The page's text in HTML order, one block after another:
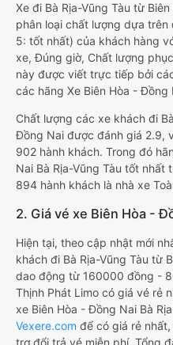
Xe đi Bà Rịa-Vũng Tàu từ
phân loại chất lượng dựa
5: tốt nhất) của khách hàng
xe, Đúng giờ, Chất lượng
này được viết trực tiếp bởi
các hãng Xe Biên Hòa - Đồng
Chất lượng các xe khách đi
Đồng Nai được đánh giá 2.9,
902 hành khách. Trong đó
Nai Bà Rịa-Vũng Tàu tốt
894 hành khách là nhà xe
2. Giá vé xe Biên Hòa -
Hiện tại, theo cập nhật mới
khách đi Bà Rịa-Vũng Tàu từ
dao động từ 160000 đồng -
Thịnh Phát Limo có giá vé rẻ
xe Biên Hòa - Đồng Nai Bà
Vexere.com để có giá rẻ
trợ đổi trả vé miễn phí. Tổng